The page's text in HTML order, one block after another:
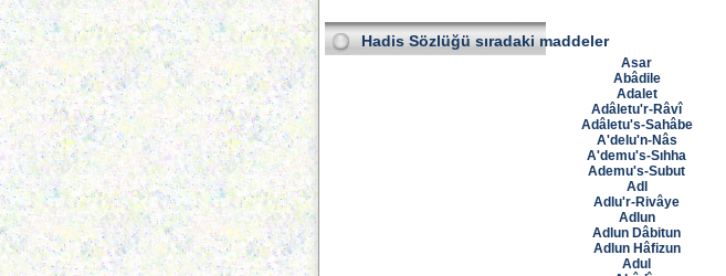
Hadis Sözlüğü sıradaki maddeler
Asar
Abâdile
Adalet
Adâletu'r-Râvî
Adâletu's-Sahâbe
A'delu'n-Nâs
A'demu's-Sıhha
Ademu's-Subut
Adl
Adlu'r-Rivâye
Adlun
Adlun Dâbitun
Adlun Hâfizun
Adul